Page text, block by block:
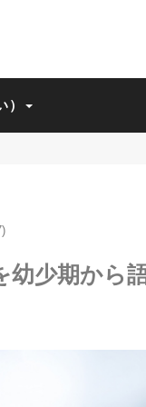
）
幼少期から